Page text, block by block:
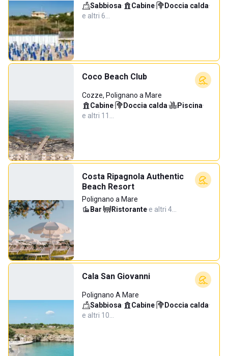
Sabbiosa· Cabine· Doccia calda·
e altri 6…
Coco Beach Club
Cozze, Polignano a Mare
Cabine· Doccia calda· Piscina·
e altri 11…
Costa Ripagnola Authentic
Beach Resort
Polignano a Mare
Bar· Ristorante·e altri 4…
Cala San Giovanni
Polignano A Mare
Sabbiosa· Cabine· Doccia calda·
e altri 10…